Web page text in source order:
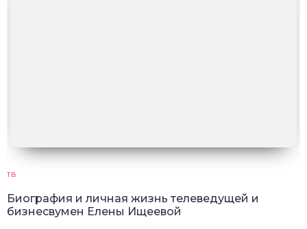
ТВ
Биография и личная жизнь телеведущей и
бизнесвумен Елены Ищеевой